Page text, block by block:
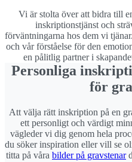
Vi är stolta över att bidra till
inskriptionstjänst och
förväntningarna hos dem vi
och vår förståelse för den
en pålitlig partner i
Personliga
för
Att välja rätt inskription på en
ett personligt och värdigt
vägleder vi dig genom hela
du söker inspiration eller vill se
titta på våra bilder på gravstenar